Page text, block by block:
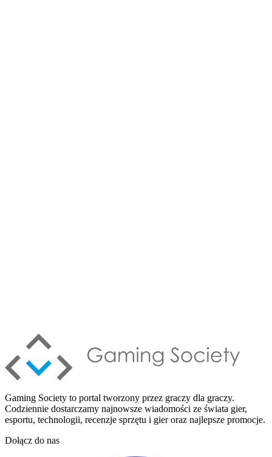
Gaming Society to portal tworzony przez graczy dla graczy.
Codziennie dostarczamy najnowsze wiadomości ze świata gier,
esportu, technologii, recenzje sprzętu i gier oraz najlepsze promocje.
Dołącz do nas